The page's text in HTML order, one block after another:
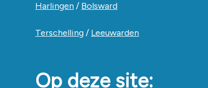
Harlingen/ Bolsward
Terschelling/ Leeuwarden
Op deze site: